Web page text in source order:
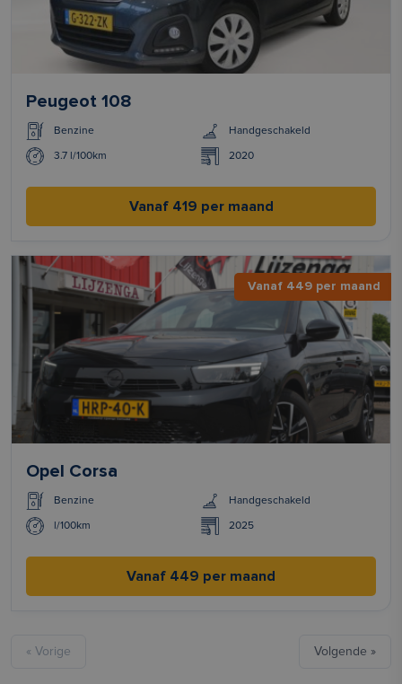
Peugeot 108
Benzine Handgeschakeld
3.7 l/100km 2020
Vanaf 419 per maand
Vanaf 449 per maand
Opel Corsa
Benzine Handgeschakeld
l/100km 2025
Vanaf 449 per maand
« Vorige Volgende »